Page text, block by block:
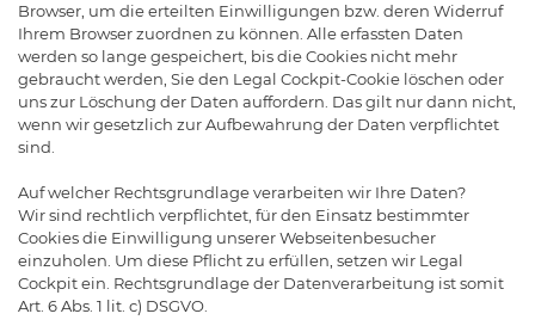
Browser, um die erteilten Einwilligungen bzw. deren Widerruf
Ihrem Browser zuordnen zu können. Alle erfassten Daten
werden so lange gespeichert, bis die Cookies nicht mehr
gebraucht werden, Sie den Legal Cockpit-Cookie löschen oder
uns zur Löschung der Daten auffordern. Das gilt nur dann nicht,
wenn wir gesetzlich zur Aufbewahrung der Daten verpflichtet
sind.
Auf welcher Rechtsgrundlage verarbeiten wir Ihre Daten?
Wir sind rechtlich verpflichtet, für den Einsatz bestimmter
Cookies die Einwilligung unserer Webseitenbesucher
einzuholen. Um diese Pflicht zu erfüllen, setzen wir Legal
Cockpit ein. Rechtsgrundlage der Datenverarbeitung ist somit
Art. 6 Abs. 1 lit. c) DSGVO.